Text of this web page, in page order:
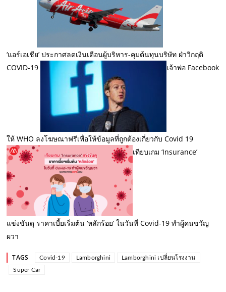
‘แอร์เอเชีย’ ประกาศลดเงินเดือนผู้บริหาร-คุมต้นทุนบริษัท ฝ่าวิกฤติ
COVID-19
เจ้าพ่อ Facebook
ให้ WHO ลงโฆษณาฟรีเพื่อให้ข้อมูลที่ถูกต้องเกี่ยวกับ Covid 19
เทียบเกม ‘Insurance’
แข่งขันดุ ราคาเบี้ยเริ่มต้น ‘หลักร้อย’ ในวันที่ Covid-19 ทำผู้คนขวัญ
ผวา
TAGS Covid-19 Lamborghini
Lamborghini เปลี่ยนโรงงาน
Super Car